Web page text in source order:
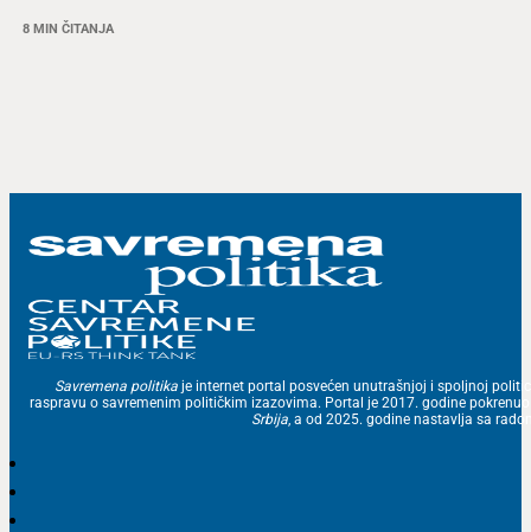
8 MIN ČITANJA
Savremena politika je internet portal posvećen unutrašnjoj i spoljnoj
raspravu o savremenim političkim izazovima. Portal je 2017. godine
Srbija, a od 2025. godine nastavlja sa